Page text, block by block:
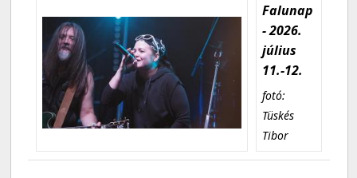
Falunap
- 2026.
július
11.-12.
fotó:
Tüskés
Tibor